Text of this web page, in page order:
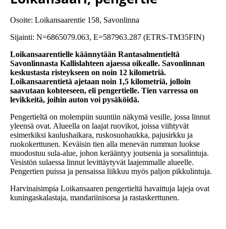
Osoite: Loikansaarentie 158, Savonlinna
Sijainti: N=6865079.063, E=587963.287 (ETRS-TM35FIN)
Loikansaarentielle käännytään Rantasalmentieltä
Savonlinnasta Kallislahteen ajaessa oikealle. Savonlinnan
keskustasta risteykseen on noin 12 kilometriä.
Loikansaarentietä ajetaan noin 1,5 kilometriä, jolloin
saavutaan kohteeseen, eli pengertielle. Tien varressa on
levikkeitä, joihin auton voi pysäköidä.
Pengertieltä on molempiin suuntiin näkymä vesille, jossa linnut
yleensä ovat. Alueella on laajat ruovikot, joissa viihtyvät
esimerkiksi kaulushaikara, ruskosuohaukka, pajusirkku ja
ruokokerttunen. Keväisin tien alla menevän rummun luokse
muodostuu sula-alue, johon kerääntyy joutsenia ja sorsalintuja.
Vesistön sulaessa linnut levittäytyvät laajemmalle alueelle.
Pengertien puissa ja pensaissa liikkuu myös paljon pikkulintuja.
Harvinaisimpia Loikansaaren pengertieltä havaittuja lajeja ovat
kuningaskalastaja, mandariinisorsa ja rastaskerttunen.